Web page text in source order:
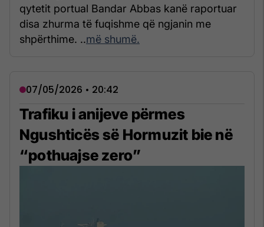
qytetit portual Bandar Abbas kanë raportuar
disa zhurma të fuqishme që ngjanin me
shpërthime. ..më shumë.
07/05/2026 • 20:42
Trafiku i anijeve përmes
Ngushticës së Hormuzit bie në
“pothuajse zero”